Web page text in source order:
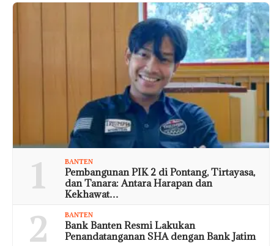
1 BANTEN
Pembangunan PIK 2 di Pontang, Tirtayasa,
dan Tanara: Antara Harapan dan
Kekhawat…
2 BANTEN
Bank Banten Resmi Lakukan
Penandatanganan SHA dengan Bank Jatim